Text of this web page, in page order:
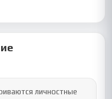
личностные